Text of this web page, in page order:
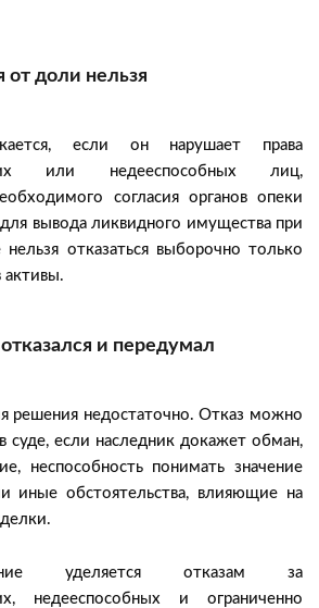
от доли нельзя
если он нарушает права
или недееспособных лиц,
согласия органов опеки
вывода ликвидного имущества при
нельзя отказаться выборочно только
активы.
и передумал
решения недостаточно. Отказ можно
суде, если наследник докажет обман,
неспособность понимать значение
иные обстоятельства, влияющие на
уделяется отказам за
недееспособных и ограниченно